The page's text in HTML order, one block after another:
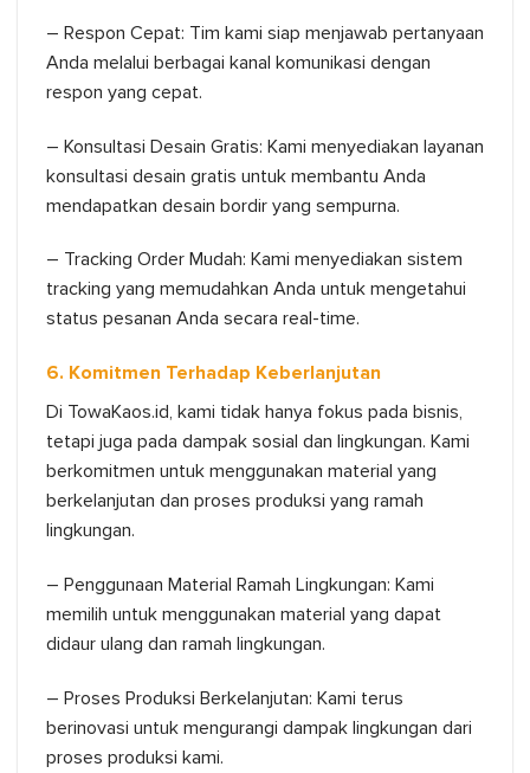
– Respon Cepat: Tim kami siap menjawab pertanyaan
Anda melalui berbagai kanal komunikasi dengan
respon yang cepat.
– Konsultasi Desain Gratis: Kami menyediakan layanan
konsultasi desain gratis untuk membantu Anda
mendapatkan desain bordir yang sempurna.
– Tracking Order Mudah: Kami menyediakan sistem
tracking yang memudahkan Anda untuk mengetahui
status pesanan Anda secara real-time.
6. Komitmen Terhadap Keberlanjutan
Di TowaKaos.id, kami tidak hanya fokus pada bisnis,
tetapi juga pada dampak sosial dan lingkungan. Kami
berkomitmen untuk menggunakan material yang
berkelanjutan dan proses produksi yang ramah
lingkungan.
– Penggunaan Material Ramah Lingkungan: Kami
memilih untuk menggunakan material yang dapat
didaur ulang dan ramah lingkungan.
– Proses Produksi Berkelanjutan: Kami terus
berinovasi untuk mengurangi dampak lingkungan dari
proses produksi kami.